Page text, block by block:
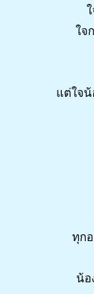
ใจ
แต่ใจน้
ทุก
น้อ